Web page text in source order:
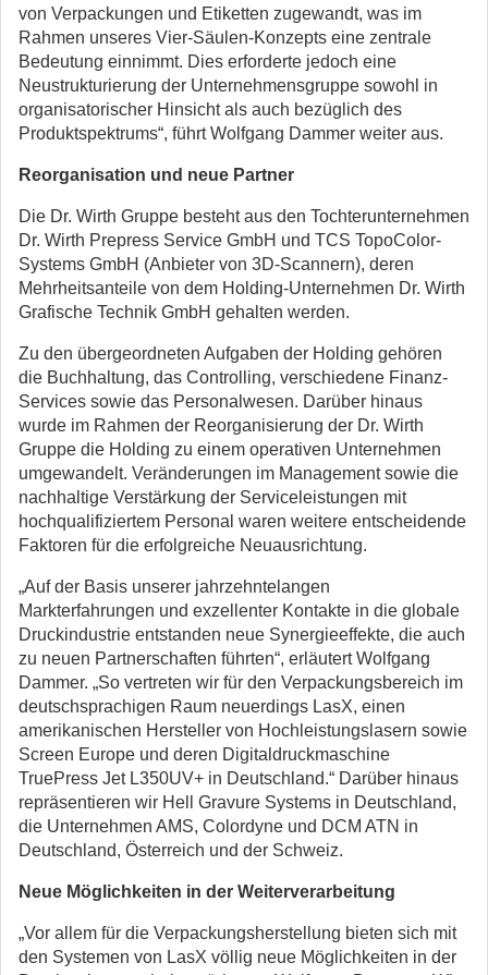
von Verpackungen und Etiketten zugewandt, was im
Rahmen unseres Vier-Säulen-Konzepts eine zentrale
Bedeutung einnimmt. Dies erforderte jedoch eine
Neustrukturierung der Unternehmensgruppe sowohl in
organisatorischer Hinsicht als auch bezüglich des
Produktspektrums“, führt Wolfgang Dammer weiter aus.
Reorganisation und neue Partner
Die Dr. Wirth Gruppe besteht aus den Tochterunternehmen
Dr. Wirth Prepress Service GmbH und TCS TopoColor-
Systems GmbH (Anbieter von 3D-Scannern), deren
Mehrheitsanteile von dem Holding-Unternehmen Dr. Wirth
Grafische Technik GmbH gehalten werden.
Zu den übergeordneten Aufgaben der Holding gehören
die Buchhaltung, das Controlling, verschiedene Finanz-
Services sowie das Personalwesen. Darüber hinaus
wurde im Rahmen der Reorganisierung der Dr. Wirth
Gruppe die Holding zu einem operativen Unternehmen
umgewandelt. Veränderungen im Management sowie die
nachhaltige Verstärkung der Serviceleistungen mit
hochqualifiziertem Personal waren weitere entscheidende
Faktoren für die erfolgreiche Neuausrichtung.
„Auf der Basis unserer jahrzehntelangen
Markterfahrungen und exzellenter Kontakte in die globale
Druckindustrie entstanden neue Synergieeffekte, die auch
zu neuen Partnerschaften führten“, erläutert Wolfgang
Dammer. „So vertreten wir für den Verpackungsbereich im
deutschsprachigen Raum neuerdings LasX, einen
amerikanischen Hersteller von Hochleistungslasern sowie
Screen Europe und deren Digitaldruckmaschine
TruePress Jet L350UV+ in Deutschland.“ Darüber hinaus
repräsentieren wir Hell Gravure Systems in Deutschland,
die Unternehmen AMS, Colordyne und DCM ATN in
Deutschland, Österreich und der Schweiz.
Neue Möglichkeiten in der Weiterverarbeitung
„Vor allem für die Verpackungsherstellung bieten sich mit
den Systemen von LasX völlig neue Möglichkeiten in der